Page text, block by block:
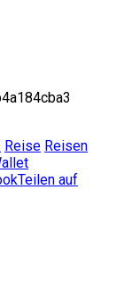
Reise Reisen
Teilen auf